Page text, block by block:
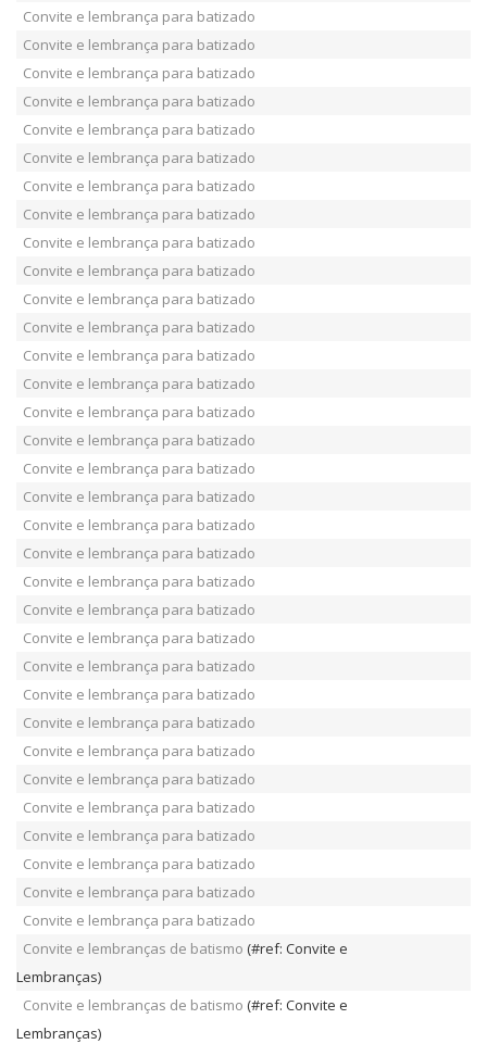
Convite e lembrança para batizado
Convite e lembrança para batizado
Convite e lembrança para batizado
Convite e lembrança para batizado
Convite e lembrança para batizado
Convite e lembrança para batizado
Convite e lembrança para batizado
Convite e lembrança para batizado
Convite e lembrança para batizado
Convite e lembrança para batizado
Convite e lembrança para batizado
Convite e lembrança para batizado
Convite e lembrança para batizado
Convite e lembrança para batizado
Convite e lembrança para batizado
Convite e lembrança para batizado
Convite e lembrança para batizado
Convite e lembrança para batizado
Convite e lembrança para batizado
Convite e lembrança para batizado
Convite e lembrança para batizado
Convite e lembrança para batizado
Convite e lembrança para batizado
Convite e lembrança para batizado
Convite e lembrança para batizado
Convite e lembrança para batizado
Convite e lembrança para batizado
Convite e lembrança para batizado
Convite e lembrança para batizado
Convite e lembrança para batizado
Convite e lembrança para batizado
Convite e lembrança para batizado
Convite e lembrança para batizado
Convite e lembranças de batismo (#ref: Convite e
Lembranças)
Convite e lembranças de batismo (#ref: Convite e
Lembranças)